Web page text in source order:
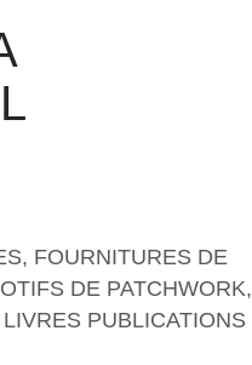
, FOURNITURES DE
DE PATCHWORK,
PUBLICATIONS